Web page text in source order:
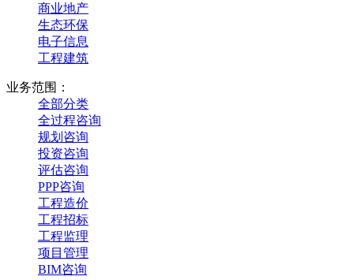
商业地产
生态环保
电子信息
工程建筑
业务范围：
全部分类
全过程咨询
规划咨询
投资咨询
评估咨询
PPP咨询
工程造价
工程招标
工程监理
项目管理
BIM咨询